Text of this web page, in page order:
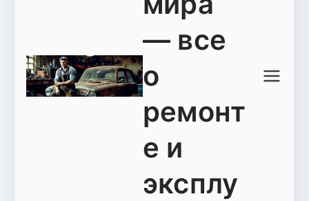
— все
о
ремонт
е и
эксплу